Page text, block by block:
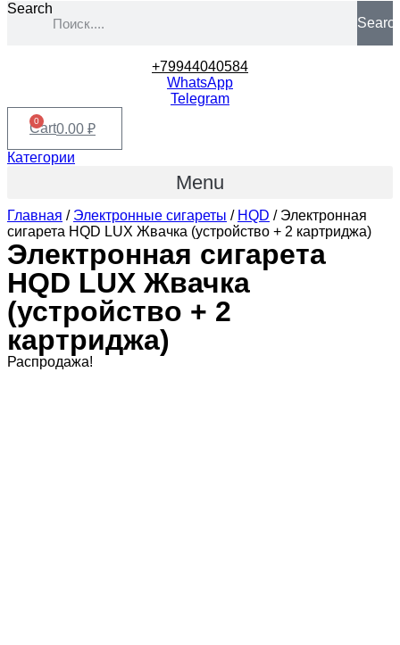
Search
+79944040584
WhatsApp
Telegram
0.00 ₽
0
Cart
Категории
Menu
Главная / Электронные сигареты / HQD / Электронная
сигарета HQD LUX Жвачка (устройство + 2 картриджа)
Электронная сигарета
HQD LUX Жвачка
(устройство + 2
картриджа)
Распродажа!